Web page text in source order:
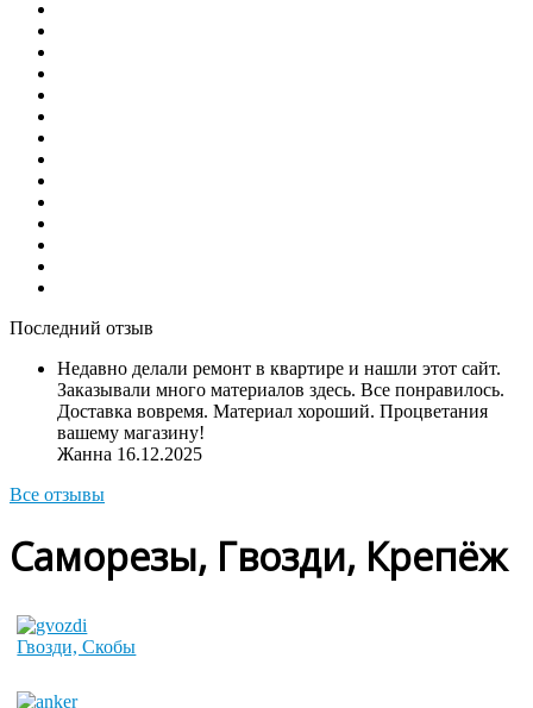
Последний отзыв
Недавно делали ремонт в квартире и нашли этот сайт.
Заказывали много материалов здесь. Все понравилось.
Доставка вовремя. Материал хороший. Процветания
вашему магазину!
Жанна 16.12.2025
Все отзывы
Саморезы, Гвозди, Крепёж
Гвозди, Скобы